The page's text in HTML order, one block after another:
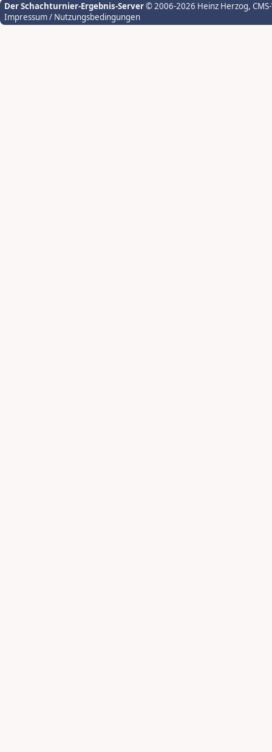
Der Schachturnier-Ergebnis-Server© 2006-2026 Heinz Herzog,
Impressum / Nutzungsbedingungen